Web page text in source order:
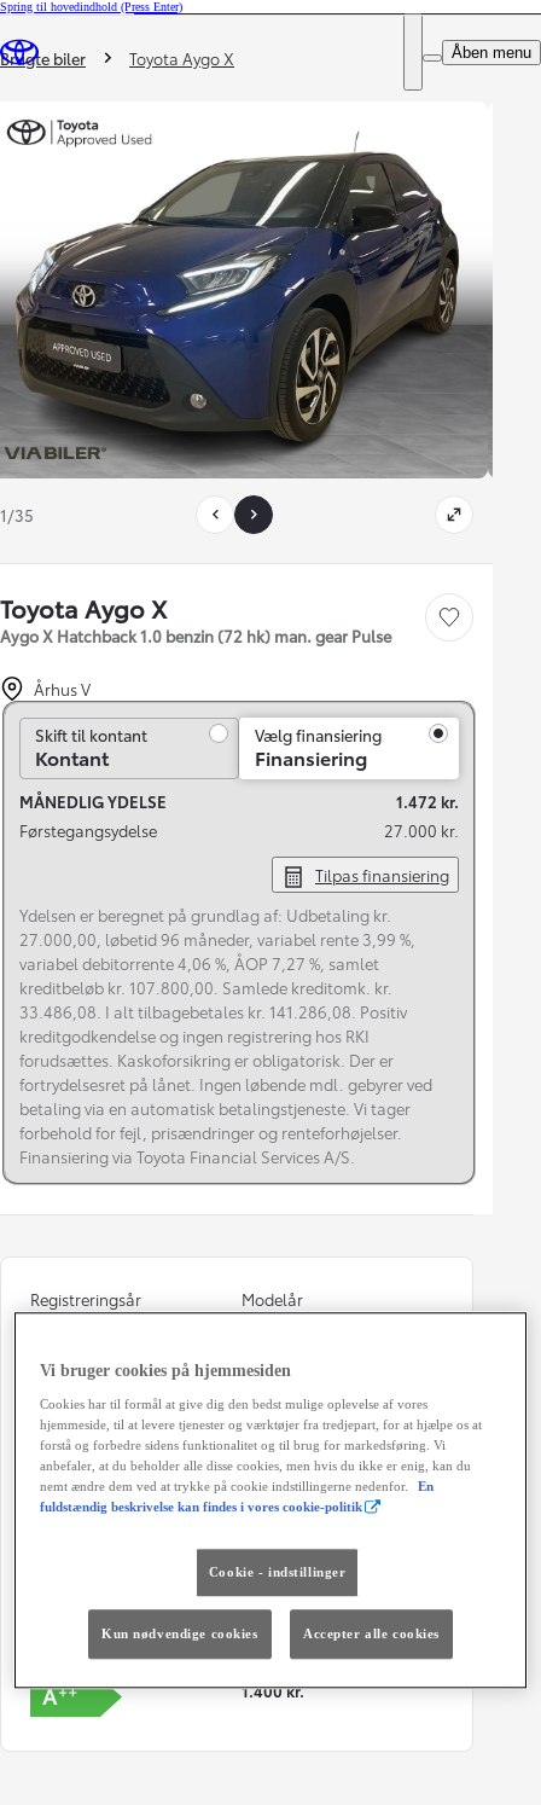
Spring til hovedindhold (Press Enter)
Book prøvetur
DEALER NAME
Åben menu
Du er her
Brugte biler Toyota Aygo X
1/35
Toyota Aygo X
Aygo X Hatchback 1.0 benzin (72 hk) man. gear Pulse
Gem bil
Århus V
Skift til kontant
Skift til kontant
Kontant
Vælg finansiering
Finansiering
MÅNEDLIG YDELSE
1.472 kr.
Førstegangsydelse
27.000 kr.
Tilpas finansiering
Ydelsen er beregnet på grundlag af: Udbetaling kr.
27.000,00, løbetid 96 måneder, variabel rente 3,99 %,
variabel debitorrente 4,06 %, ÅOP 7,27 %, samlet
kreditbeløb kr. 107.800,00. Samlede kreditomk. kr.
33.486,08. I alt tilbagebetales kr. 141.286,08. Positiv
kreditgodkendelse og ingen registrering hos RKI
forudsættes. Kaskoforsikring er obligatorisk. Der er
fortrydelsesret på lånet. Ingen løbende mdl. gebyrer ved
betaling via en automatisk betalingstjeneste. Vi tager
forbehold for fejl, prisændringer og renteforhøjelser.
Finansiering via Toyota Financial Services A/S.
Registreringsår
Modelår
Kilometertal
37.000 km
Brændstof
Benzin
Karosseri
Hatchback 5-dørs
Hestekræfter
72 HK
Co2 (blandet kørsel)
Geartype
Manuel gearkasse
Juniper Blue
Energiklasse
Grøn ejerafgift (årligt)
1.400 kr.
Vi bruger cookies på hjemmesiden
Cookies har til formål at give dig den bedst mulige oplevelse af vores
hjemmeside, til at levere tjenester og værktøjer fra tredjepart, for at hjælpe os at
forstå og forbedre sidens funktionalitet og til brug for markedsføring. Vi
anbefaler, at du beholder alle disse cookies, men hvis du ikke er enig, kan du
nemt ændre dem ved at trykke på cookie indstillingerne nedenfor.
En
fuldstændig beskrivelse kan findes i vores cookie-politik
Cookie - indstillinger
Kun nødvendige cookies Accepter alle cookies